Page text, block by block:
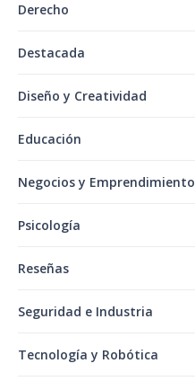
Derecho
Destacada
Diseño y Creatividad
Educación
Negocios y Emprendimiento
Psicología
Reseñas
Seguridad e Industria
Tecnología y Robótica